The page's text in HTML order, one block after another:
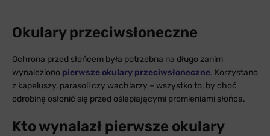
Okulary przeciwsłoneczne
Ochrona przed słońcem była potrzebna na długo zanim
wynaleziono pierwsze okulary przeciwsłoneczne. Korzystano
z kapeluszy, parasoli czy wachlarzy – wszystko to, by choć
odrobinę osłonić się przed oślepiającymi promieniami słońca.
Kto wynalazł pierwsze okulary